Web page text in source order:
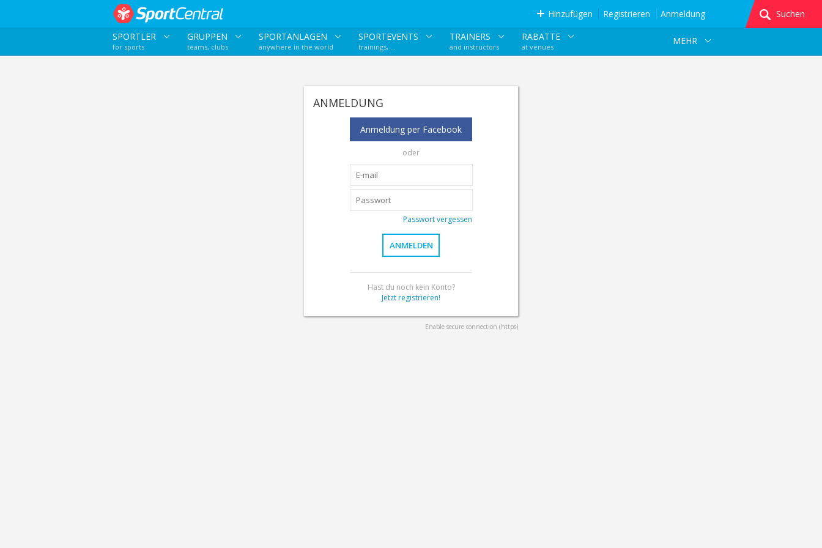
Hinzufügen Registrieren Anmeldung
Suchen
SPORTLER
for sports
GRUPPEN
teams, clubs
SPORTANLAGEN
anywhere in the world
SPORTEVENTS
trainings, ...
TRAINERS
and instructors
RABATTE
at venues
MEHR
ANMELDUNG
Anmeldung per Facebook
oder
Passwort vergessen
Hast du noch kein Konto?
Jetzt registrieren!
Enable secure connection (https)